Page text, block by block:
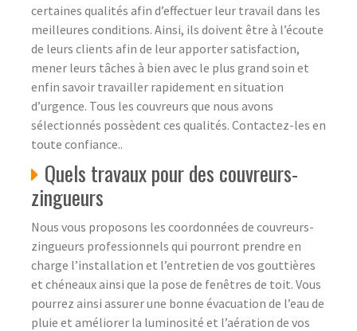
certaines qualités afin d’effectuer leur travail dans les
meilleures conditions. Ainsi, ils doivent être à l’écoute
de leurs clients afin de leur apporter satisfaction,
mener leurs tâches à bien avec le plus grand soin et
enfin savoir travailler rapidement en situation
d’urgence. Tous les couvreurs que nous avons
sélectionnés possèdent ces qualités. Contactez-les en
toute confiance..
Quels travaux pour des couvreurs-
zingueurs
Nous vous proposons les coordonnées de couvreurs-
zingueurs professionnels qui pourront prendre en
charge l’installation et l’entretien de vos gouttières
et chéneaux ainsi que la pose de fenêtres de toit. Vous
pourrez ainsi assurer une bonne évacuation de l’eau de
pluie et améliorer la luminosité et l’aération de vos